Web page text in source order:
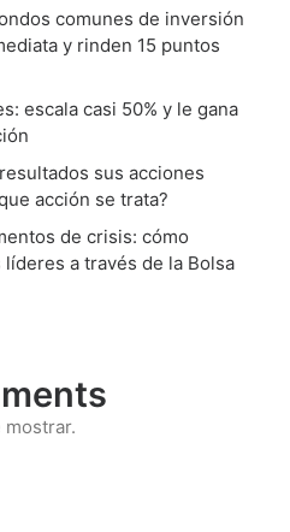
comunes de inversión
y rinden 15 puntos
escala casi 50% y le gana
sus acciones
acción se trata?
de crisis: cómo
a través de la Bolsa
mostrar.